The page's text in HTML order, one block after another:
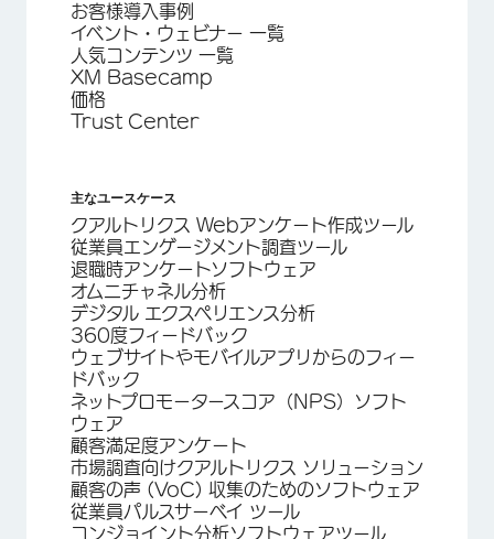
お客様導入事例
イベント・ウェビナー 一覧
人気コンテンツ 一覧
XM Basecamp
価格
Trust Center
主なユースケース
クアルトリクス Webアンケート作成ツール
従業員エンゲージメント調査ツール
退職時アンケートソフトウェア
オムニチャネル分析
デジタル エクスペリエンス分析
360度フィードバック
ウェブサイトやモバイルアプリからのフィー
ドバック
ネットプロモータースコア（NPS）ソフト
ウェア
顧客満足度アンケート
市場調査向けクアルトリクス ソリューション
顧客の声 (VoC) 収集のためのソフトウェア
従業員パルスサーベイ ツール
コンジョイント分析ソフトウェアツール